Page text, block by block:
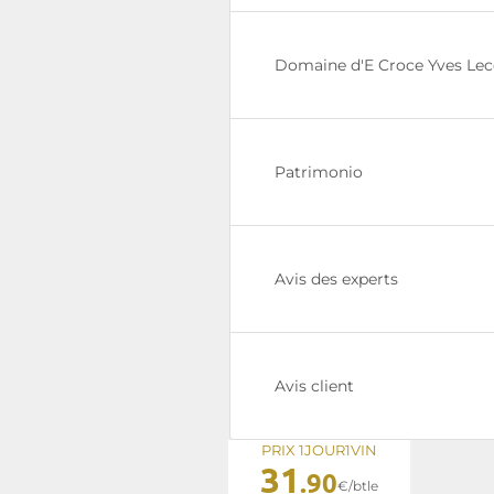
Domaine d'E Croce Yves
Patrimonio
Avis des experts
Avis client
PRIX 1JOUR1VIN
31.90€/btle